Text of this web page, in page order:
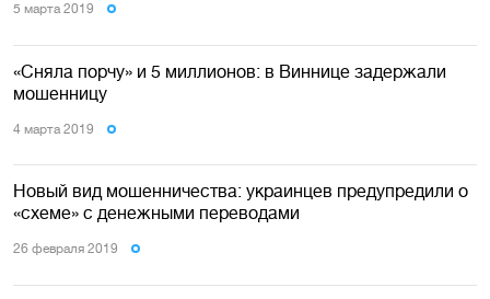
5 марта 2019
«Сняла порчу» и 5 миллионов: в Виннице задержали
мошенницу
4 марта 2019
Новый вид мошенничества: украинцев предупредили о
«схеме» с денежными переводами
26 февраля 2019